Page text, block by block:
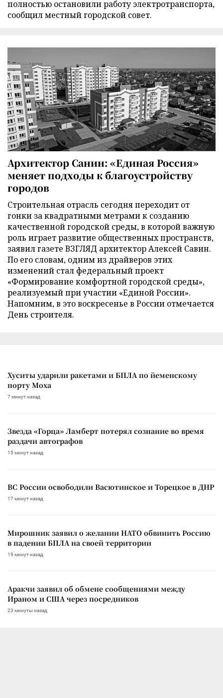
полностью остановили работу электротранспорта,
сообщил местный городской совет.
Архитектор Санин: «Единая Россия»
меняет подходы к благоустройству
городов
Строительная отрасль сегодня переходит от
гонки за квадратными метрами к созданию
качественной городской среды, в которой важную
роль играет развитие общественных пространств,
заявил газете ВЗГЛЯД архитектор Алексей Савин.
По его словам, одним из драйверов этих
изменений стал федеральный проект
«Формирование комфортной городской среды»,
реализуемый при участии «Единой России».
Напомним, в это воскресенье в России отмечается
День строителя.
Хуситы ударили ракетами и БПЛА по йеменскому
порту Моха
7 минут назад
Звезда «Горца» Ламберт потерял сознание во время
раздачи автографов
15 минут назад
ВС России освободили Васютинское и Торецкое в ДНР
17 минут назад
Мирошник заявил о желании НАТО обвинить Россию
в падении БПЛА на своей территории
19 минут назад
Аракчи заявил об обмене сообщениями между
Ираном и США через посредников
23 минуты назад